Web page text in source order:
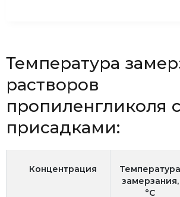
Температура
растворов
пропиленгликоля с
присадками:
Концентрация
Температура
замерзания,
°C